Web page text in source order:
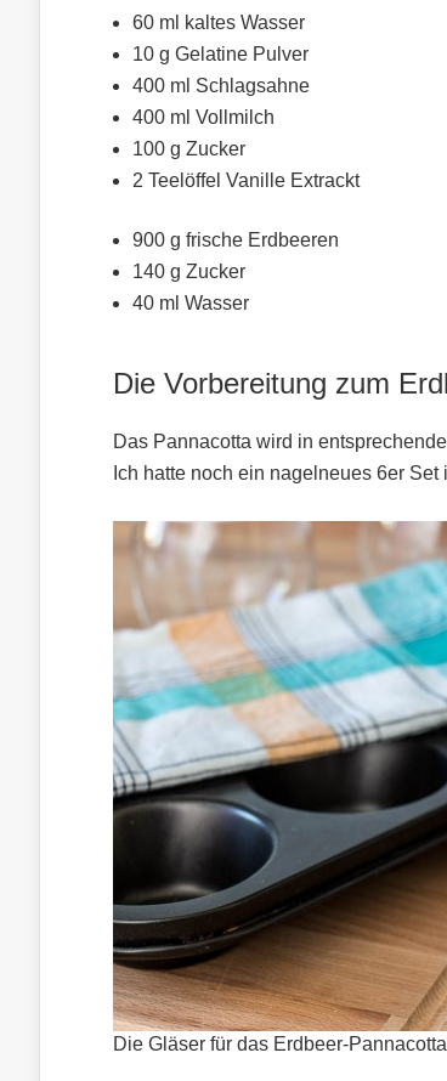
60 ml kaltes Wasser
10 g Gelatine Pulver
400 ml Schlagsahne
400 ml Vollmilch
100 g Zucker
2 Teelöffel Vanille Extrackt
900 g frische Erdbeeren
140 g Zucker
40 ml Wasser
Die Vorbereitung zum
Das Pannacotta wird in
Ich hatte noch ein nagelneues 6er Set
Die Gläser für das Erdbeer-Pannacotta